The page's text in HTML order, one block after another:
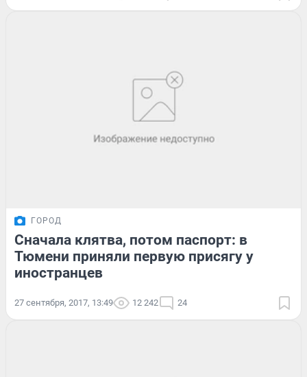
ГОРОД
Сначала клятва, потом паспорт: в
Тюмени приняли первую присягу у
иностранцев
27 сентября, 2017, 13:49 12 242 24